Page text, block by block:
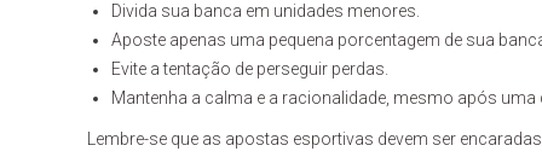
Divida sua banca em unidades menores.
Aposte apenas uma pequena porcentagem de sua
Evite a tentação de perseguir perdas.
Mantenha a calma e a racionalidade, mesmo após uma
Lembre-se que as apostas esportivas devem ser